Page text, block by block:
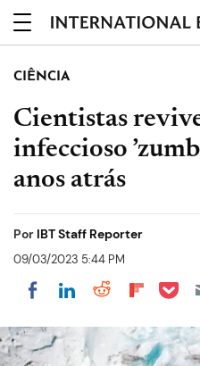
CIÊNCIA
Cientistas
infeccioso
anos atrás
Por IBT Staff Reporter
09/03/2023 5:44 PM
Share on Facebook
Share on
Share on
Share
Share